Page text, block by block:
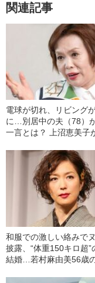
関連記事
電球が切れ、リビング
に…別居中の夫（78）
一言とは？ 上沼恵美子
あれなんなんでしょう」
和服での激しい絡みで
披露、“体重150キロ超”
結婚…若村麻由美56歳の